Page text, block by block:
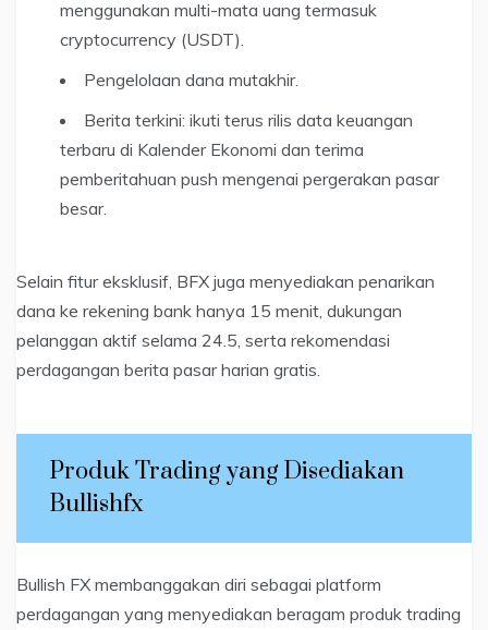
menggunakan multi-mata uang termasuk
cryptocurrency (USDT).
Pengelolaan dana mutakhir.
Berita terkini: ikuti terus rilis data keuangan
terbaru di Kalender Ekonomi dan terima
pemberitahuan push mengenai pergerakan pasar
besar.
Selain fitur eksklusif, BFX juga menyediakan penarikan
dana ke rekening bank hanya 15 menit, dukungan
pelanggan aktif selama 24.5, serta rekomendasi
perdagangan berita pasar harian gratis.
Produk Trading yang Disediakan
Bullishfx
Bullish FX membanggakan diri sebagai platform
perdagangan yang menyediakan beragam produk trading